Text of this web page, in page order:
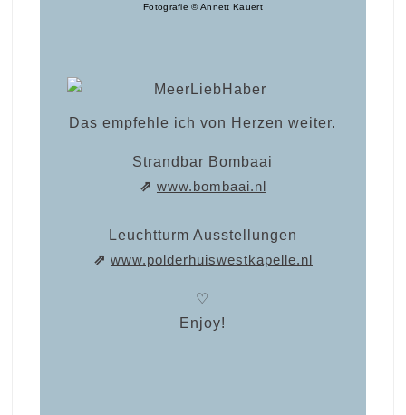
Fotografie © Annett Kauert
Das empfehle ich von Herzen weiter.
Strandbar Bombaai
⇗ www.bombaai.nl
Leuchtturm Ausstellungen
⇗ www.polderhuiswestkapelle.nl
♡
Enjoy!